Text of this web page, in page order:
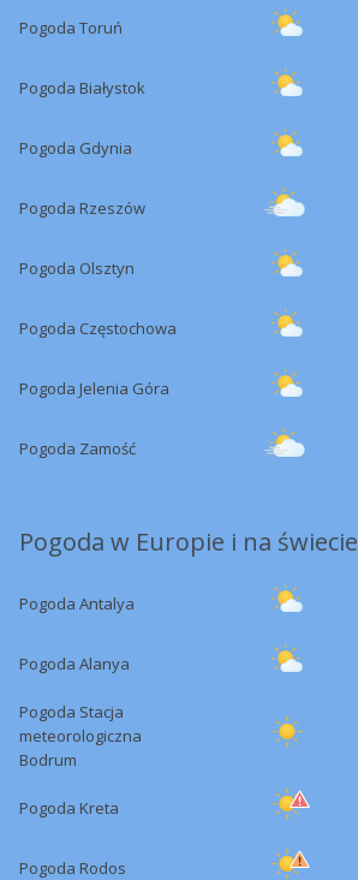
Pogoda Toruń
Pogoda Białystok
Pogoda Gdynia
Pogoda Rzeszów
Pogoda Olsztyn
Pogoda Częstochowa
Pogoda Jelenia Góra
Pogoda Zamość
Pogoda w Europie i na świecie
Pogoda Antalya
Pogoda Alanya
Pogoda Stacja
meteorologiczna
Bodrum
Pogoda Kreta
Pogoda Rodos